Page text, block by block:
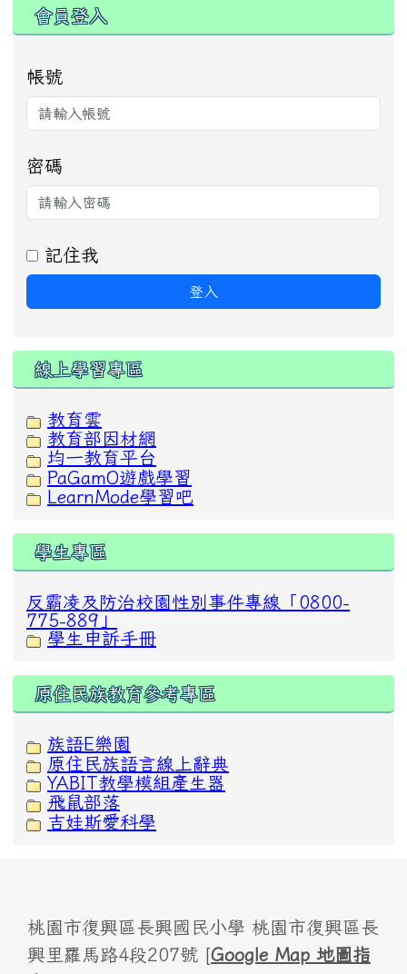
:::
會員登入
帳號
密碼
記住我
登入
線上學習專區
教育雲
教育部因材網
均一教育平台
PaGamO遊戲學習
LearnMode學習吧
學生專區
反霸凌及防治校園性別事件專線「0800-
775-889」
學生申訴手冊
原住民族教育參考專區
族語E樂園
原住民族語言線上辭典
YABIT教學模組產生器
飛鼠部落
吉娃斯愛科學
桃園市復興區長興國民小學 桃園市復興區長
興里羅馬路4段207號 [Google Map 地圖指